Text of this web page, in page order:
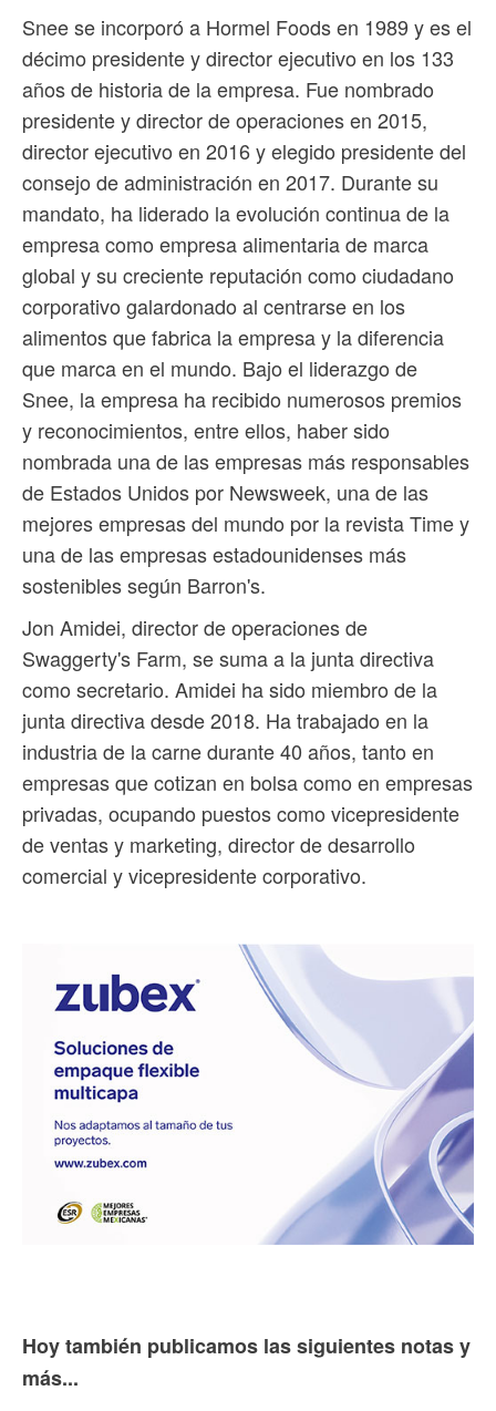
Snee se incorporó a Hormel Foods en 1989 y es el
décimo presidente y director ejecutivo en los 133
años de historia de la empresa. Fue nombrado
presidente y director de operaciones en 2015,
director ejecutivo en 2016 y elegido presidente del
consejo de administración en 2017. Durante su
mandato, ha liderado la evolución continua de la
empresa como empresa alimentaria de marca
global y su creciente reputación como ciudadano
corporativo galardonado al centrarse en los
alimentos que fabrica la empresa y la diferencia
que marca en el mundo. Bajo el liderazgo de
Snee, la empresa ha recibido numerosos premios
y reconocimientos, entre ellos, haber sido
nombrada una de las empresas más responsables
de Estados Unidos por Newsweek, una de las
mejores empresas del mundo por la revista Time y
una de las empresas estadounidenses más
sostenibles según Barron's.
Jon Amidei, director de operaciones de
Swaggerty's Farm, se suma a la junta directiva
como secretario. Amidei ha sido miembro de la
junta directiva desde 2018. Ha trabajado en la
industria de la carne durante 40 años, tanto en
empresas que cotizan en bolsa como en empresas
privadas, ocupando puestos como vicepresidente
de ventas y marketing, director de desarrollo
comercial y vicepresidente corporativo.
Hoy también publicamos las siguientes notas y
más...